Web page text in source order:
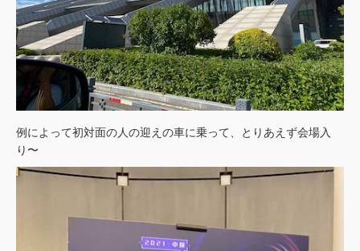
例によって初対面の人の迎えの車に乗って、とりあえず会場入
り〜